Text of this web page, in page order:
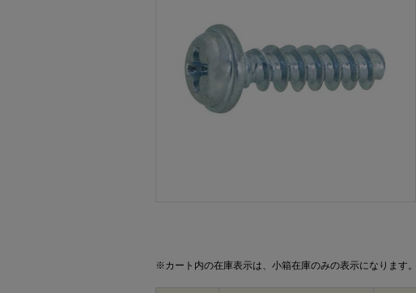
※カート内の在庫表示は、小箱在庫のみの表示になります。